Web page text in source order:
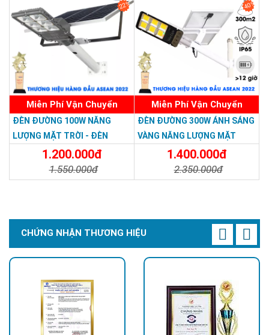
22%
Miễn Phí Vận Chuyển
ĐÈN ĐƯỜNG 100W NĂNG
LƯỢNG MẶT TRỜI - ĐÈN
ĐƯỜNG NĂNG LƯỢNG MẶT
TRỜI 100W GIÁ RẺ - Solar
Light 100W
1.200.000đ
1.550.000đ
40%
Miễn Phí Vận Chuyển
ĐÈN ĐƯỜNG 300W ÁNH SÁNG
VÀNG NĂNG LƯỢNG MẶT
TRỜI - Solar Light 300W
1.400.000đ
2.350.000đ
CHỨNG NHẬN THƯƠNG HIỆU